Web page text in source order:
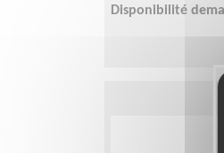
Disponibilité